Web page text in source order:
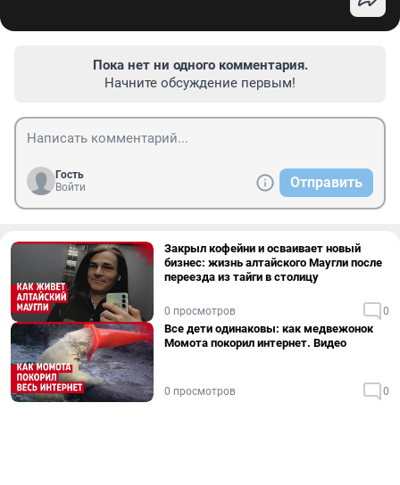
Пока нет ни одного комментария.
Начните обсуждение первым!
Гость
Войти
Отправить
Закрыл кофейни и осваивает новый
бизнес: жизнь алтайского Маугли после
переезда из тайги в столицу
0 просмотров 0
Все дети одинаковы: как медвежонок
Момота покорил интернет. Видео
0 просмотров 0